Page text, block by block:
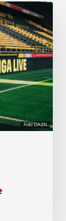
Foto: DAZN